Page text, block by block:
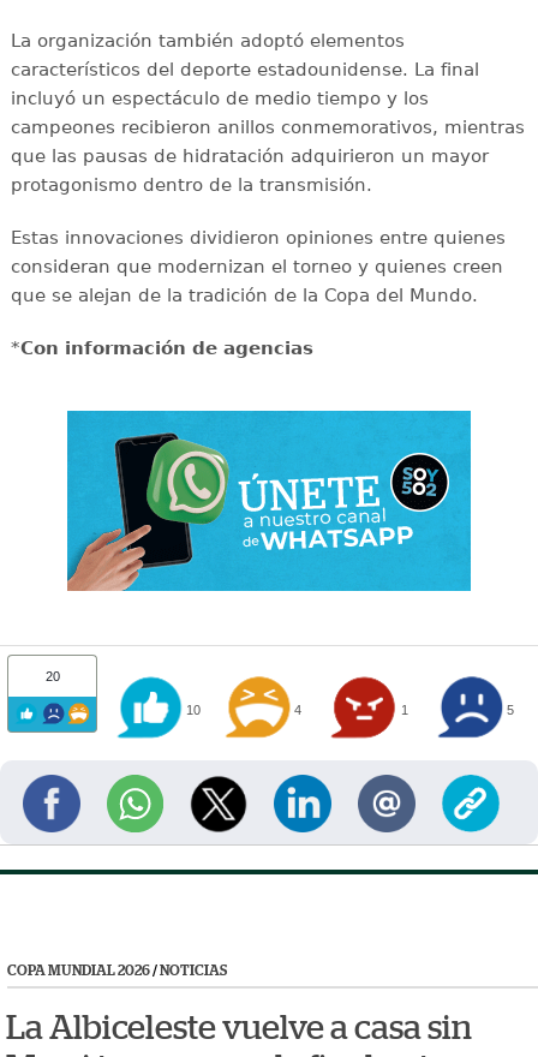
La organización también adoptó elementos
característicos del deporte estadounidense. La final
incluyó un espectáculo de medio tiempo y los
campeones recibieron anillos conmemorativos, mientras
que las pausas de hidratación adquirieron un mayor
protagonismo dentro de la transmisión.
Estas innovaciones dividieron opiniones entre quienes
consideran que modernizan el torneo y quienes creen
que se alejan de la tradición de la Copa del Mundo.
*Con información de agencias
20
10 4 1 5
COPA MUNDIAL 2026/NOTICIAS
La Albiceleste vuelve a casa sin